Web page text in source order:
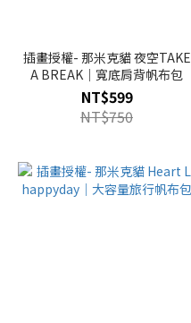
插畫授權- 那米克貓 夜空TAKE
A BREAK｜寬底肩背帆布包
NT$599
NT$750